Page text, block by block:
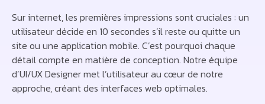
Sur internet, les premières impressions sont cruciales : un
utilisateur décide en 10 secondes s’il reste ou quitte un
site ou une application mobile. C’est pourquoi chaque
détail compte en matière de conception. Notre équipe
d’UI/UX Designer met l’utilisateur au cœur de notre
approche, créant des interfaces web optimales.